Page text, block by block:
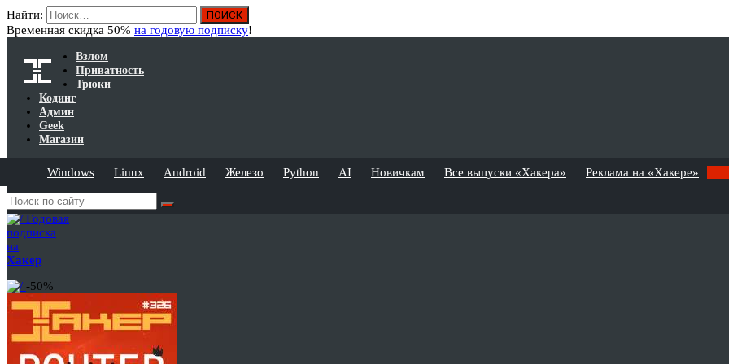
Найти:
Временная скидка 50% на годовую подписку!
Взлом
Приватность
Трюки
Кодинг
Админ
Geek
Магазин
Windows Linux Android Железо Python AI Новичкам Все выпуски «Хакера» Реклама на «Хакере»
Годовая
подписка
на
Хакер
-50%